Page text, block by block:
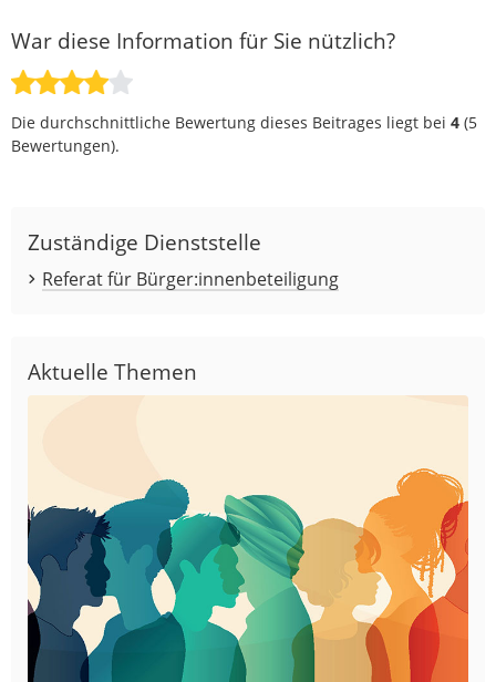
War diese Information für Sie nützlich?
Die durchschnittliche Bewertung dieses Beitrages liegt bei 4 (5
Bewertungen).
Zuständige Dienststelle
Referat für Bürger:innenbeteiligung
Aktuelle Themen